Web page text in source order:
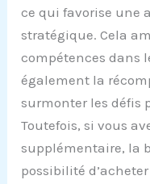
ce qui favorise une
stratégique. Cela
compétences dans
également la
surmonter les défis
Toutefois, si vous
supplémentaire, la
possibilité